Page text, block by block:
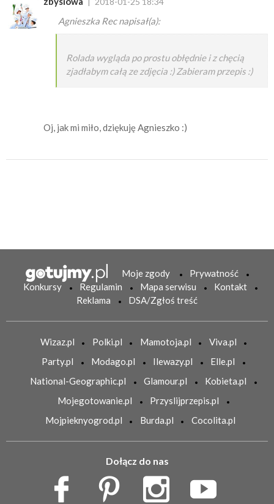
Agnieszka Rec napisał(a):
Rolada wygląda po prostu obłędnie i z chęcią
zjadłabym całą ze zdjęcia :) Zabieram przepis :)
Oj, jak mi miło, dziękuję Agnieszko :)
Moje zgody
Prywatność
Konkursy
Regulamin Mapa serwisu
Kontakt
Reklama
DSA/Zgłoś treść
Wizaz.pl Polki.pl Mamotoja.pl
Viva.pl
Party.pl
Modago.pl Ilewazy.pl
Elle.pl
National-Geographic.pl
Glamour.pl
Kobieta.pl
Mojegotowanie.pl
Przyslijprzepis.pl
Mojpieknyogrod.pl
Burda.pl Cocolita.pl
Dołącz do nas